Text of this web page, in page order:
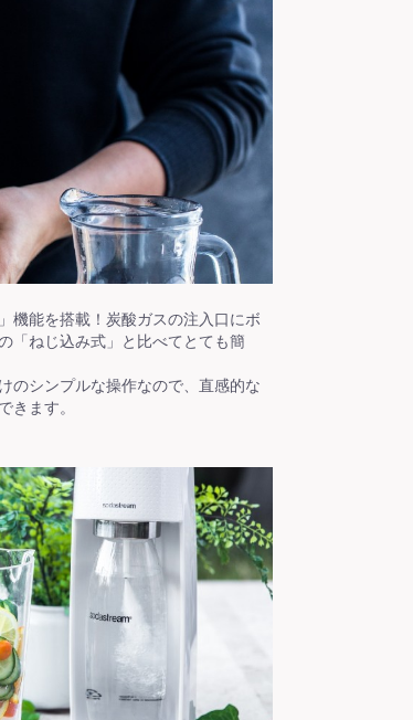
機能を搭載！炭酸ガスの注入口にボ
「ねじ込み式」と比べてとても簡
のシンプルな操作なので、直感的な
きます。